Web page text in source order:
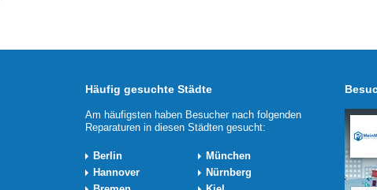
Häufig gesuchte Städte
Am häufigsten haben Besucher nach folgenden
Reparaturen in diesen Städten gesucht:
Berlin
München
Hannover
Nürnberg